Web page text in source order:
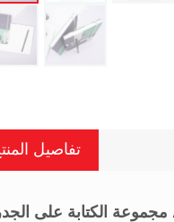
تفاصيل